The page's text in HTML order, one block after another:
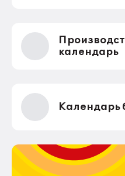
календарь
Календарь